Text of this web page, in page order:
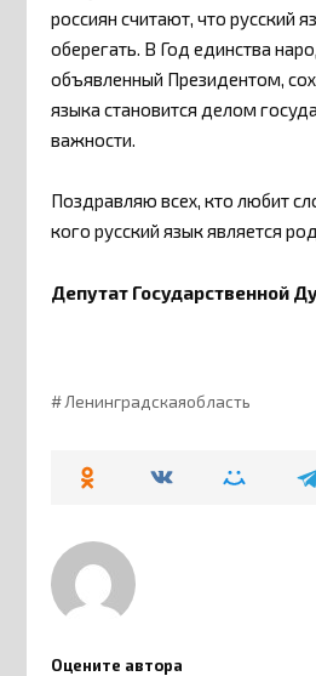
россиян считают, что русский
оберегать. В Год единства
объявленный Президентом,
языка становится делом
важности.
Поздравляю всех, кто любит
кого русский язык является
Депутат Государственной
Ленинградскаяобласть
Оцените автора